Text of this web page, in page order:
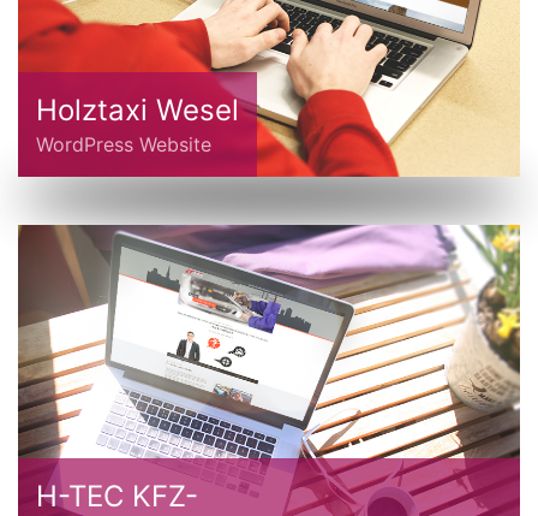
Holztaxi Wesel
WordPress Website
H-TEC KFZ-